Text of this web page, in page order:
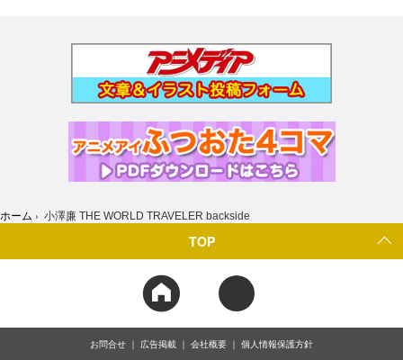
ホーム › 小澤廉 THE WORLD TRAVELER backside
TOP
お問合せ 広告掲載 会社概要 個人情報保護方針